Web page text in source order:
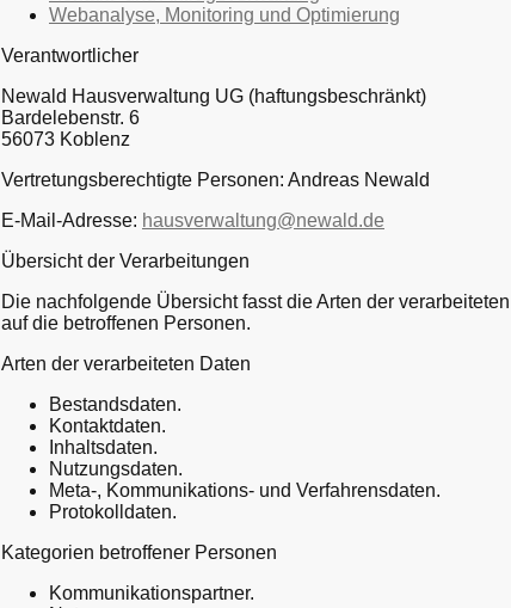
Webanalyse, Monitoring und Optimierung
Verantwortlicher
Newald Hausverwaltung UG (haftungsbeschränkt)
Bardelebenstr. 6
56073 Koblenz
Vertretungsberechtigte Personen: Andreas Newald
E-Mail-Adresse: hausverwaltung@newald.de
Übersicht der Verarbeitungen
Die nachfolgende Übersicht fasst die Arten der
auf die betroffenen Personen.
Arten der verarbeiteten Daten
Bestandsdaten.
Kontaktdaten.
Inhaltsdaten.
Nutzungsdaten.
Meta-, Kommunikations- und Verfahrensdaten.
Protokolldaten.
Kategorien betroffener Personen
Kommunikationspartner.